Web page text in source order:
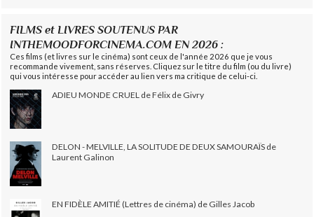
FILMS et LIVRES SOUTENUS PAR
INTHEMOODFORCINEMA.COM EN 2026 :
Ces films (et livres sur le cinéma) sont ceux de l'année 2026 que je vous
recommande vivement, sans réserves. Cliquez sur le titre du film (ou du livre)
qui vous intéresse pour accéder au lien vers ma critique de celui-ci.
ADIEU MONDE CRUEL de Félix de Givry
DELON - MELVILLE, LA SOLITUDE DE DEUX SAMOURAÏS de
Laurent Galinon
EN FIDÈLE AMITIÉ (Lettres de cinéma) de Gilles Jacob